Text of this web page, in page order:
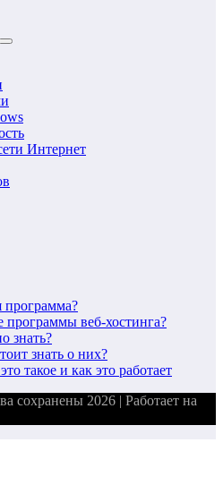
Интернет
программа?
программы веб-хостинга?
знать?
знать о них?
такое и как это работает
сохранены 2026 | Работает на